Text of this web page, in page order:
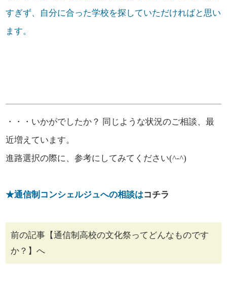
すぎず、自分に合った学校を探していただければと思い
ます。
・・・いかがでしたか？ 同じような状況のご相談、最
近増えています。
進路選択の際に、参考にしてみてください(^-^)
★通信制コンシェルジュへの相談はコチラ
前の記事【通信制高校の文化祭ってどんなものです
か？】へ